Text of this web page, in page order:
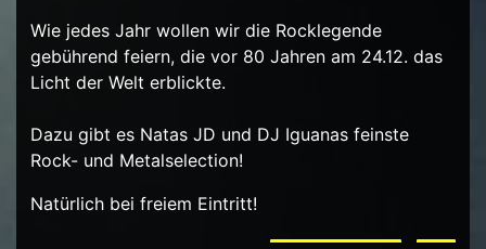
Wie jedes Jahr wollen wir die Rocklegende
gebührend feiern, die vor 80 Jahren am 24.12. das
Licht der Welt erblickte.
Dazu gibt es Natas JD und DJ Iguanas feinste
Rock- und Metalselection!
Natürlich bei freiem Eintritt!